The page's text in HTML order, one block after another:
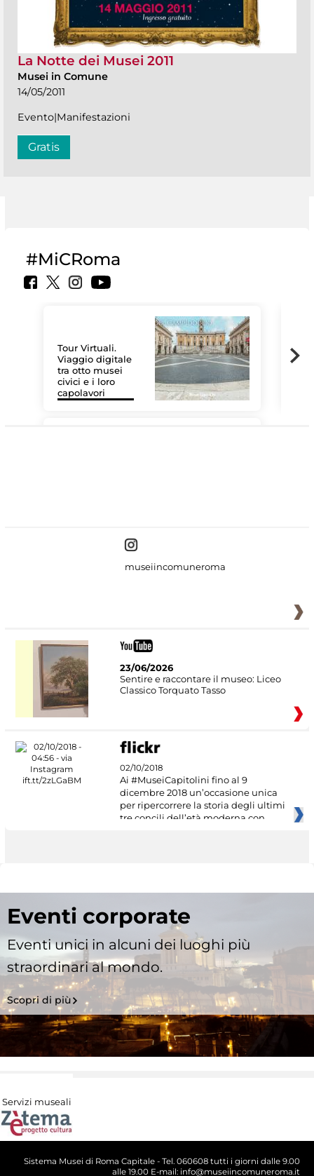
La Notte dei Musei 2011
Musei in Comune
14/05/2011
Evento|Manifestazioni
Gratis
#MiCRoma
Tour Virtuali.
Viaggio digitale
tra otto musei
civici e i loro
capolavori
museiincomuneroma
23/06/2026
Sentire e raccontare il museo: Liceo
Classico Torquato Tasso
02/10/2018
Ai #MuseiCapitolini fino al 9
dicembre 2018 un’occasione unica
per ripercorrere la storia degli ultimi
tre concili dell’età moderna con
Eventi corporate
Eventi unici in alcuni dei luoghi più
straordinari al mondo.
Scopri di più
Servizi museali
Sistema Musei di Roma Capitale - Tel. 060608 tutti i giorni dalle 9.00
alle 19.00 E-mail: info@museiincomuneroma.it